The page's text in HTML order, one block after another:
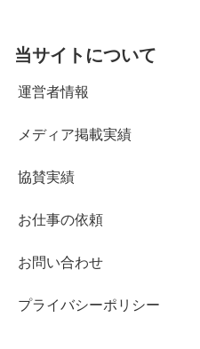
当サイトについて
運営者情報
メディア掲載実績
協賛実績
お仕事の依頼
お問い合わせ
プライバシーポリシー